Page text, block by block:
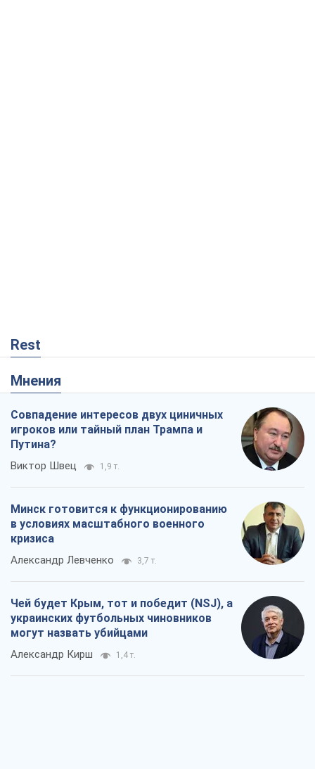
Rest
Мнения
Совпадение интересов двух циничных
игроков или тайный план Трампа и
Путина?
Виктор Швец 1,9 т.
Минск готовится к функционированию
в условиях масштабного военного
кризиса
Александр Левченко 3,7 т.
Чей будет Крым, тот и победит (NSJ), а
украинских футбольных чиновников
могут назвать убийцами
Александр Кирш 1,4 т.